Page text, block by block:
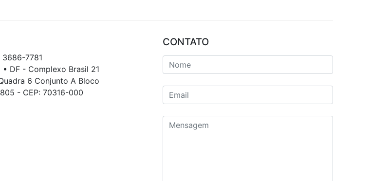
3686-7781
• DF - Complexo Brasil 21
6 Conjunto A Bloco
- CEP: 70316-000
CONTATO